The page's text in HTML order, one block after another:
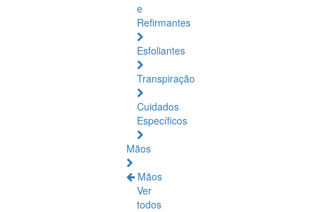
e
Refirmantes
Esfoliantes
Transpiração
Cuidados
Específicos
Mãos
Mãos
Ver
todos